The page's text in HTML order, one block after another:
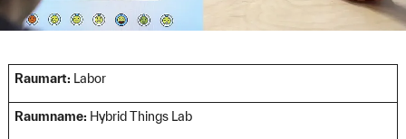
Raumart: Labor
Raumname: Hybrid Things Lab